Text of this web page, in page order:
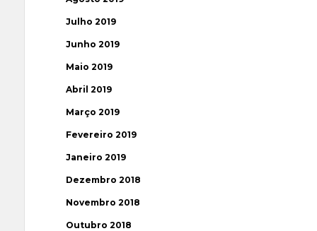
Julho 2019
Junho 2019
Maio 2019
Abril 2019
Março 2019
Fevereiro 2019
Janeiro 2019
Dezembro 2018
Novembro 2018
Outubro 2018